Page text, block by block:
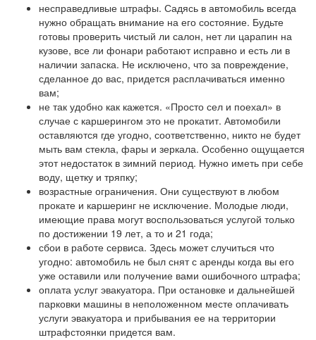
несправедливые штрафы. Садясь в автомобиль всегда
нужно обращать внимание на его состояние. Будьте
готовы проверить чистый ли салон, нет ли царапин на
кузове, все ли фонари работают исправно и есть ли в
наличии запаска. Не исключено, что за повреждение,
сделанное до вас, придется расплачиваться именно
вам;
не так удобно как кажется. «Просто сел и поехал» в
случае с каршерингом это не прокатит. Автомобили
оставляются где угодно, соответственно, никто не будет
мыть вам стекла, фары и зеркала. Особенно ощущается
этот недостаток в зимний период. Нужно иметь при себе
воду, щетку и тряпку;
возрастные ограничения. Они существуют в любом
прокате и каршеринг не исключение. Молодые люди,
имеющие права могут воспользоваться услугой только
по достижении 19 лет, а то и 21 года;
сбои в работе сервиса. Здесь может случиться что
угодно: автомобиль не был снят с аренды когда вы его
уже оставили или получение вами ошибочного штрафа;
оплата услуг эвакуатора. При остановке и дальнейшей
парковки машины в неположенном месте оплачивать
услуги эвакуатора и прибывания ее на территории
штрафстоянки придется вам.